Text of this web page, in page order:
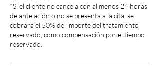
*Si el cliente no cancela con al menos 24 horas
de antelación o no se presenta a la cita, se
cobrará el 50% del importe del tratamiento
reservado, como compensación por el tiempo